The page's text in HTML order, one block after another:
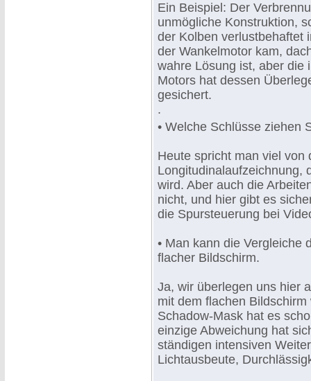
Ein Beispiel: Der
unmögliche Konstruktion,
der Kolben verlustbehaftet
der Wankelmotor kam,
wahre Lösung ist, aber die
Motors hat dessen
gesichert.
.
• Welche Schlüsse ziehen
Heute spricht man viel von
Longitudinalaufzeichnung,
wird. Aber auch die
nicht, und hier gibt es
die Spursteuerung bei
• Man kann die Vergleiche
flacher Bildschirm.
Ja, wir überlegen uns hier
mit dem flachen
Schadow-Mask hat es
einzige Abweichung hat
ständigen intensiven
Lichtausbeute,